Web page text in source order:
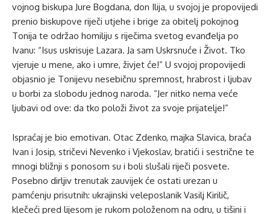
vojnog biskupa Jure Bogdana, don Ilija, u svojoj je propovijedi
prenio biskupove riječi utjehe i brige za obitelj pokojnog
Tonija te održao homiliju s riječima svetog evanđelja po
Ivanu: “Isus uskrisuje Lazara. Ja sam Uskrsnuće i Život. Tko
vjeruje u mene, ako i umre, živjet će!” U svojoj propovijedi
objasnio je Tonijevu nesebičnu spremnost, hrabrost i ljubav
u borbi za slobodu jednog naroda. “Jer nitko nema veće
ljubavi od ove: da tko položi život za svoje prijatelje!”
Ispraćaj je bio emotivan. Otac Zdenko, majka Slavica, braća
Ivan i Josip, stričevi Nevenko i Vjekoslav, bratići i sestrične te
mnogi bližnji s ponosom su i boli slušali riječi posvete.
Posebno dirljiv trenutak zauvijek će ostati urezan u
pamćenju prisutnih: ukrajinski veleposlanik Vasilj Kirilič,
klečeći pred lijesom je rukom položenom na odru, u tišini i